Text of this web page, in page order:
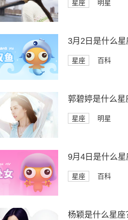
星座 明星
3月2日是什么星
星座 百科
郭碧婷是什么星
星座 明星
9月4日是什么星
星座 百科
杨颖是什么星座